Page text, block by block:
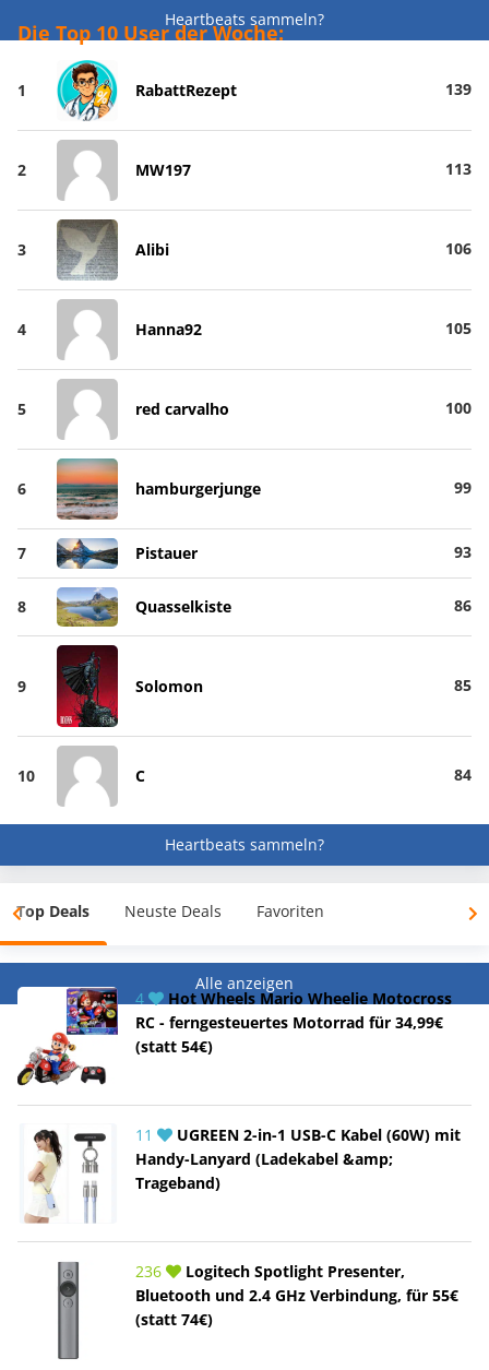
Heartbeats sammeln?
Die Top 10 User der Woche:
1 RabattRezept 139
2 MW197 113
3 Alibi 106
4 Hanna92 105
5 red carvalho 100
6 hamburgerjunge 99
7 Pistauer 93
8 Quasselkiste 86
9 Solomon 85
10 C 84
Heartbeats sammeln?
Top Deals Neuste Deals Favoriten
Alle anzeigen
4
Hot Wheels Mario Wheelie Motocross
RC - ferngesteuertes Motorrad für 34,99€
(statt 54€)
11
UGREEN 2-in-1 USB-C Kabel (60W) mit
Handy-Lanyard (Ladekabel &amp;
Trageband)
236
Logitech Spotlight Presenter,
Bluetooth und 2.4 GHz Verbindung, für 55€
(statt 74€)